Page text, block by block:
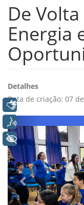
De
Energia
Detalhes
Data de criação: 07
Libras
+